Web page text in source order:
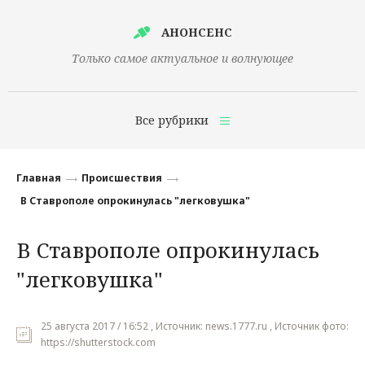
АНОНСЕНС
Только самое актуальное и волнующее
Все рубрики
Финансы
Наука
Культура
Общество
Главная
Происшествия
В Ставрополе опрокинулась "легковушка"
В Ставрополе опрокинулась
"легковушка"
25 августа 2017 / 16:52 , Источник: news.1777.ru , Источник фото:
https://shutterstock.com